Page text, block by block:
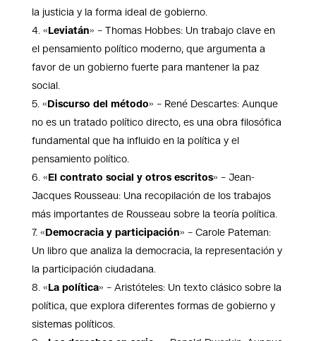
la justicia y la forma ideal de gobierno.
«Leviatán» – Thomas Hobbes: Un trabajo clave en
el pensamiento político moderno, que argumenta a
favor de un gobierno fuerte para mantener la paz
social.
«Discurso del método» – René Descartes: Aunque
no es un tratado político directo, es una obra filosófica
fundamental que ha influido en la política y el
pensamiento político.
«El contrato social y otros escritos» – Jean-
Jacques Rousseau: Una recopilación de los trabajos
más importantes de Rousseau sobre la teoría política.
«Democracia y participación» – Carole Pateman:
Un libro que analiza la democracia, la representación y
la participación ciudadana.
«La política» – Aristóteles: Un texto clásico sobre la
política, que explora diferentes formas de gobierno y
sistemas políticos.